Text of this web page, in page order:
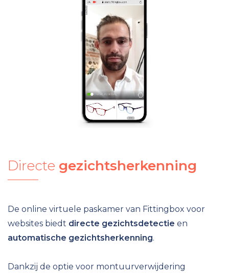
Directe gezichtsherkenning
De online virtuele paskamer van Fittingbox voor
websites biedt directe gezichtsdetectie en
automatische gezichtsherkenning.
Dankzij de optie voor montuurverwijdering